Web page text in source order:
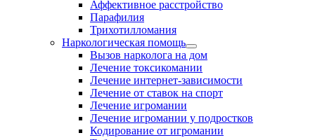
Аффективное расстройство
Парафилия
Трихотилломания
Наркологическая помощь
Вызов нарколога на дом
Лечение токсикомании
Лечение интернет-зависимости
Лечение от ставок на спорт
Лечение игромании
Лечение игромании у подростков
Кодирование от игромании